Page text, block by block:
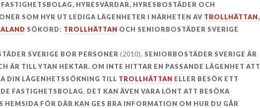
HYRESVÄRDAR, HYRESBOSTÄDER OCH
SOM HYR UT LEDIGA LÄGENHETER I NÄRHETEN AV TROLLHÄTTAN,
SÖKORD: TROLLHÄTTAN OCH SENIORBOSTÄDER SVERIGE
SVERIGE BOR PERSONER(2010). SENIORBOSTÄDER SVERIGE ÄR
ÄR TILL YTAN HEKTAR. OM INTE HITTAR EN PASSANDE LÄGENHET ATT
DIN LÄGENHETSSÖKNING TILL TROLLHÄTTAN ELLER BESÖK ETT
FASTIGHETSBOLAG. DET KAN ÄVEN VARA LÖNT ATT BESÖKA
HEMSIDA FÖR DÄR KAN GES BRA INFORMATION OM HUR DU GÅR